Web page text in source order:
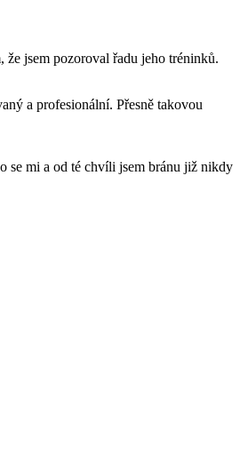
jsem pozoroval řadu jeho tréninků.
a profesionální. Přesně takovou
se mi a od té chvíli jsem bránu již nikdy